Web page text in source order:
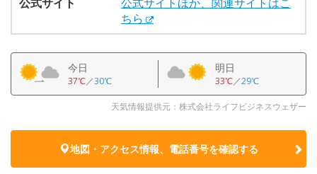
ちら
今日
37℃／30℃
明日
33℃／29℃
天気情報提供元：株式会社ライフビジネスウェザー
地図・アクセス情報、電話番号を確認する